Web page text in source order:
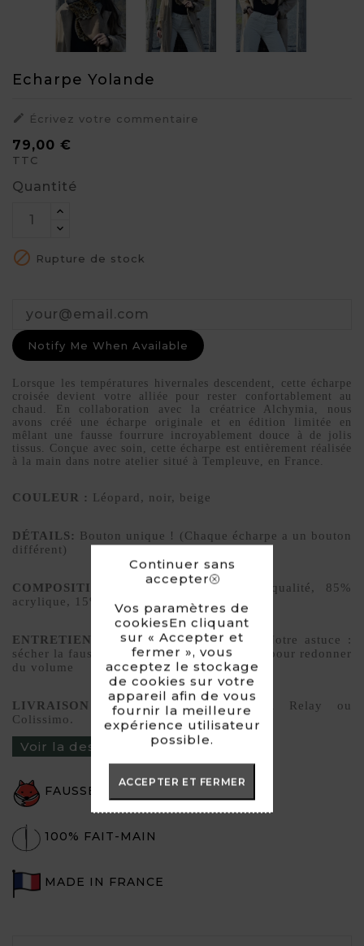
Continuer sans
accepter
Vos paramètres de
cookiesEn cliquant
sur « Accepter et
fermer », vous
acceptez le stockage
de cookies sur votre
appareil afin de vous
fournir la meilleure
expérience utilisateur
possible.
ACCEPTER ET FERMER
Echarpe Yolande
 Écrivez votre commentaire
79,00 €
TTC
Quantité
 Rupture de stock
Notify Me When Available
Lorsque les températures hivernales descendent, cette écharpe
croisée devient votre alliée pour rester confortablement au
chaud. En collaboration avec la créatrice Alchymia, nous
avons créé une écharpe originale et en édition limitée en
mêlant une fausse fourrure incroyablement douce à de jolis
tissus. Conçue avec soin, cette écharpe est entièrement réalisée
à la main dans notre atelier situé à Templeuve, en France.
COULEUR : Léopard, noir, beige
DÉTAILS: Bouton unique ! (Chaque écharpe a un bouton
différent)
COMPOSITION :
Fausse fourrure de qualité, 85%
acrylique, 15% polyester
ENTRETIEN :
Lavage à sec préférable. Notre astuce :
sécher la fausse fourrure au sèche-cheveux pour redonner
du volume
LIVRAISON : Livraison par Mondial Relay ou
Colissimo.
Voir la description du produit ›
FAUSSE FOURRURE
100% FAIT-MAIN
MADE IN FRANCE